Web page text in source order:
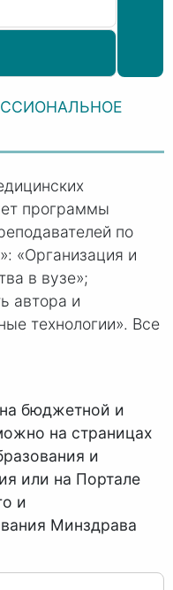
программы
по
«Организация и
в вузе»;
автора и
технологии». Все
бюджетной и
на страницах
и
или на Портале
и
Минздрава